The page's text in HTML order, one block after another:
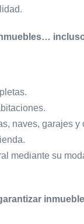
naves, garajes y
mediante su